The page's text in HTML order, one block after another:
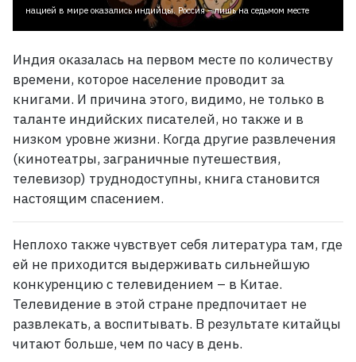
нацией в мире оказались индийцы. Россия – лишь на седьмом месте
Индия оказалась на первом месте по количеству
времени, которое население проводит за
книгами. И причина этого, видимо, не только в
таланте индийских писателей, но также и в
низком уровне жизни. Когда другие развлечения
(кинотеатры, заграничные путешествия,
телевизор) труднодоступны, книга становится
настоящим спасением.
Неплохо также чувствует себя литература там, где
ей не приходится выдерживать сильнейшую
конкуренцию с телевидением – в Китае.
Телевидение в этой стране предпочитает не
развлекать, а воспитывать. В результате китайцы
читают больше, чем по часу в день.